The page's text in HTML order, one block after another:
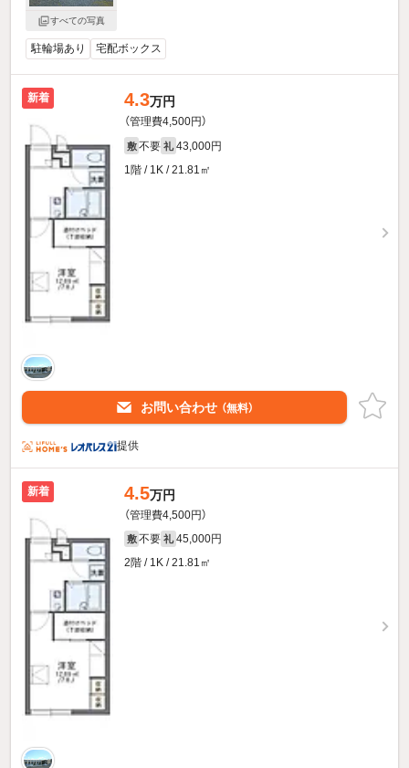
すべての写真
駐輪場あり 宅配ボックス
新着 4.3万円
（管理費4,500円）
敷 不要 礼 43,000円
1階 / 1K / 21.81㎡
お問い合わせ （無料）
提供
新着 4.5万円
（管理費4,500円）
敷 不要 礼 45,000円
2階 / 1K / 21.81㎡